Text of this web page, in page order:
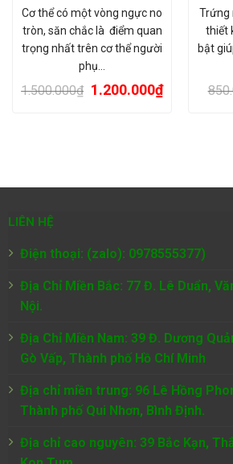
Cơ thể có một vòng ngực no
tròn, săn chắc là điểm quan
trọng nhất trên cơ thể người
phụ…
1.500.000₫ 1.200.000₫
Trứng
thiết
bật
LIÊN HỆ
Điện thoại: (zalo): 0978555377)
Địa Chỉ Miền Bắc: 77 Đ. Lê Duẩn,
Nội.
Địa Chỉ Miền Nam: 39 Đ. Dương
Gò Vấp, Thành phố Hồ Chí Minh
Địa chỉ miền trung: 96 Lê Hồng
Thành phố Qui Nhơn, Bình Định.
Địa chỉ cao nguyên: 39 Bắc Kạn,